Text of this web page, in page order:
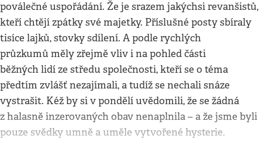
poválečné uspořádání. Že je srazem jakýchsi revanšistů,
kteří chtějí zpátky své majetky. Příslušné posty sbíraly
tisíce lajků, stovky sdílení. A podle rychlých
průzkumů měly zřejmě vliv i na pohled části
běžných lidí ze středu společnosti, kteří se o téma
předtím zvlášť nezajímali, a tudíž se nechali snáze
vystrašit. Kéž by si v pondělí uvědomili, že se žádná
z halasně inzerovaných obav nenaplnila – a že jsme byli
pouze svědky umně a uměle vytvořené hysterie.